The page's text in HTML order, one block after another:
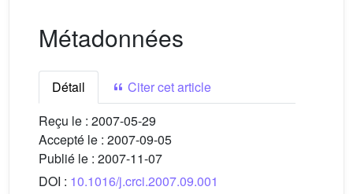
Métadonnées
Détail
Citer cet article
Reçu le : 2007-05-29
Accepté le : 2007-09-05
Publié le : 2007-11-07
DOI : 10.1016/j.crci.2007.09.001